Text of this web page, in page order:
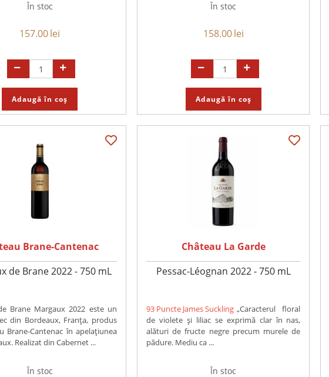
În stoc
157.00lei
Adaugă în coș
În stoc
158.00lei
Adaugă în coș
Brane-Cantenac
de Brane 2022 - 750 mL
Brane Margaux 2022 este un
din Bordeaux, Franța, produs
Brane-Cantenac în apelațiunea
Realizat din Cabernet ...
În stoc
Château La Garde
Pessac-Léognan 2022 - 750 mL
93 Puncte James Suckling „Caracterul floral
de violete și liliac se exprimă clar în nas,
alături de fructe negre precum murele de
pădure. Mediu ca ...
În stoc